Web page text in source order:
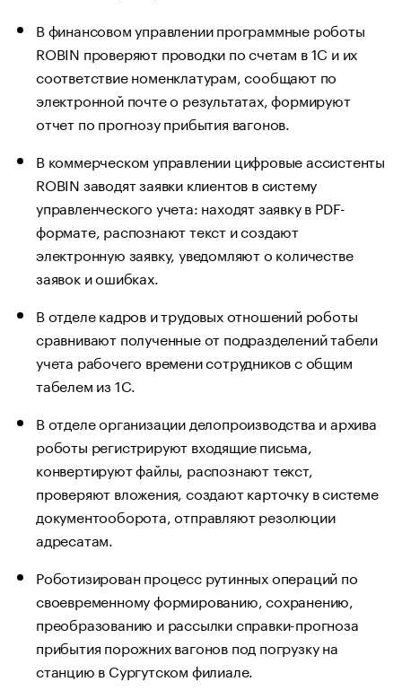
В финансовом управлении программные роботы
ROBIN проверяют проводки по счетам в 1С и их
соответствие номенклатурам, сообщают по
электронной почте о результатах, формируют
отчет по прогнозу прибытия вагонов.
В коммерческом управлении цифровые ассистенты
ROBIN заводят заявки клиентов в систему
управленческого учета: находят заявку в PDF-
формате, распознают текст и создают
электронную заявку, уведомляют о количестве
заявок и ошибках.
В отделе кадров и трудовых отношений роботы
сравнивают полученные от подразделений табели
учета рабочего времени сотрудников с общим
табелем из 1С.
В отделе организации делопроизводства и архива
роботы регистрируют входящие письма,
конвертируют файлы, распознают текст,
проверяют вложения, создают карточку в системе
документооборота, отправляют резолюции
адресатам.
Роботизирован процесс рутинных операций по
своевременному формированию, сохранению,
преобразованию и рассылки справки-прогноза
прибытия порожних вагонов под погрузку на
станцию в Сургутском филиале.